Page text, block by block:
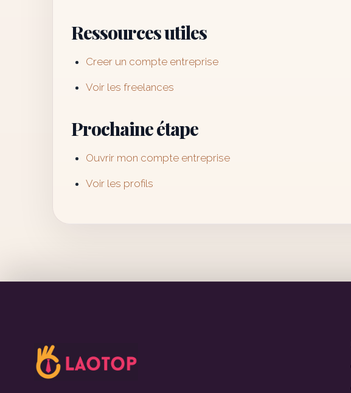
Ressources utiles
Creer un compte entreprise
Voir les freelances
Prochaine étape
Ouvrir mon compte entreprise
Voir les profils